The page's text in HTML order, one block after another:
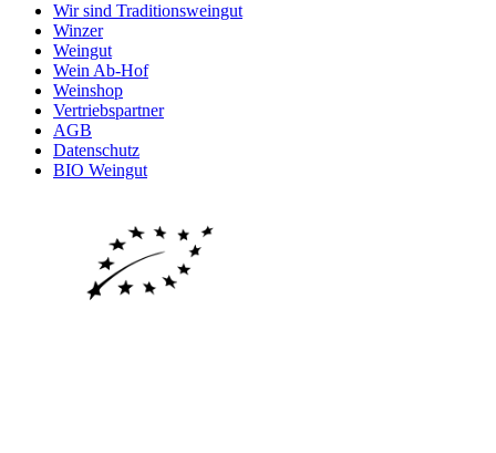
Wir sind Traditionsweingut
Winzer
Weingut
Wein Ab-Hof
Weinshop
Vertriebspartner
AGB
Datenschutz
BIO Weingut